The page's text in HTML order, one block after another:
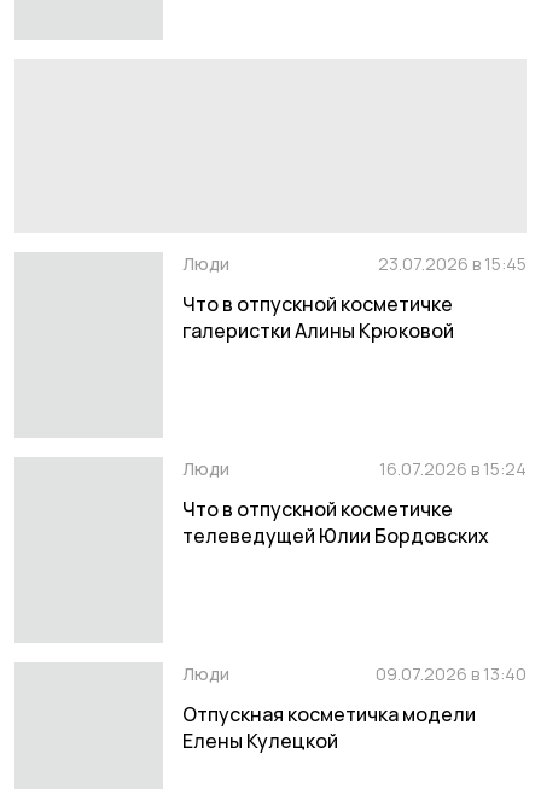
Люди 23.07.2026 в 15:45
Что в отпускной косметичке
галеристки Алины Крюковой
Люди 16.07.2026 в 15:24
Что в отпускной косметичке
телеведущей Юлии Бордовских
Люди 09.07.2026 в 13:40
Отпускная косметичка модели
Елены Кулецкой